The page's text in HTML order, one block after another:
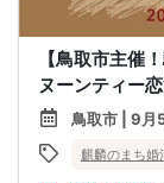
【鳥取市主催
ヌーンティー
鳥取市 | 9月
麒麟のまち婚